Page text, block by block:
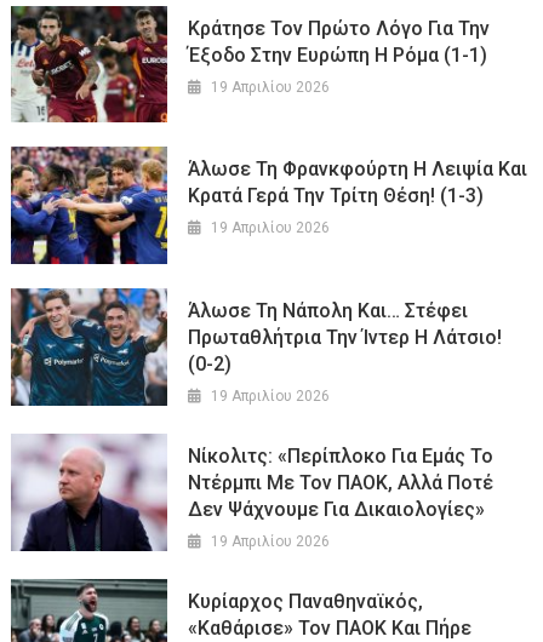
Κράτησε Τον Πρώτο Λόγο Για Την
Έξοδο Στην Ευρώπη Η Ρόμα (1-1)
19 Απριλίου 2026
Άλωσε Τη Φρανκφούρτη Η Λειψία Και
Κρατά Γερά Την Τρίτη Θέση! (1-3)
19 Απριλίου 2026
Άλωσε Τη Νάπολη Και… Στέφει
Πρωταθλήτρια Την Ίντερ Η Λάτσιο!
(0-2)
19 Απριλίου 2026
Νίκολιτς: «Περίπλοκο Για Εμάς Το
Ντέρμπι Με Τον ΠΑΟΚ, Αλλά Ποτέ
Δεν Ψάχνουμε Για Δικαιολογίες»
19 Απριλίου 2026
Κυρίαρχος Παναθηναϊκός,
«καθάρισε» Τον ΠΑΟΚ Και Πήρε